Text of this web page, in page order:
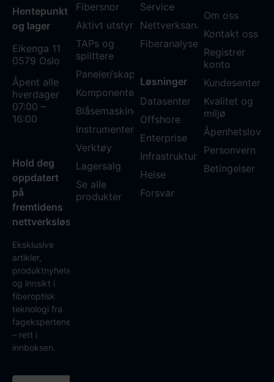
Hentepunkt
og lager
Eikenga 11
0579 Oslo
Åpent alle
hverdager
07:00 –
16:00
Hold deg
oppdatert
på
fremtidens
nettverksløsninger
Eksklusive
artikler,
produktnyheter
og innsikt i
fiberoptisk
teknologi fra
fagekspertene
– rett i
innboksen.
Fibersnor
Aktivt utstyr
TAPs og
splittere
Paneler/skap
Komponenter
Blåsemaskiner
Instrumenter
Verktøy
Lagersalg
Se alle
produkter
Service
Nettverksanalyse
Fiberanalyse WDM
Løsninger
Datasenter
Offshore
Enterprise
Infrastruktur
Helse
Forsvar
Om oss
Kontakt oss
Registrer
konto
Kundesenter
Kvalitet og
miljø
Åpenhetsloven
Personvern
Betingelser